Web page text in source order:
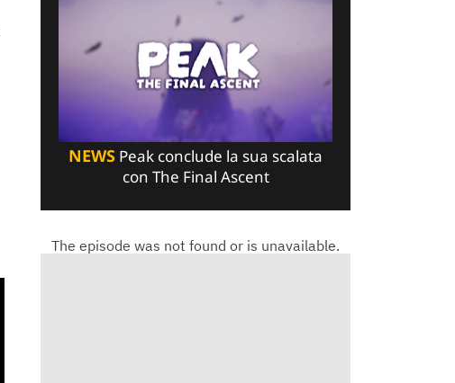
NEWS Peak conclude la sua scalata
con The Final Ascent